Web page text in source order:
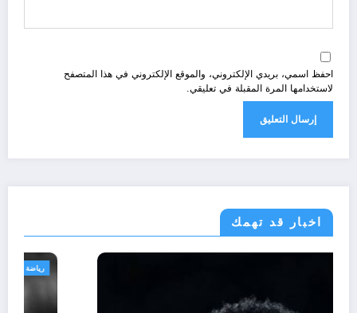
احفظ اسمي، بريدي الإلكتروني، والموقع الإلكتروني في هذا المتصفح
لاستخدامها المرة المقبلة في تعليقي.
اخبار قد تهمك